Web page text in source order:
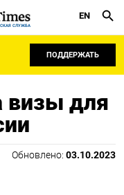
СЛУЖБА
EN
ПОДДЕРЖАТЬ
визы для
Обновлено: 03.10.2023